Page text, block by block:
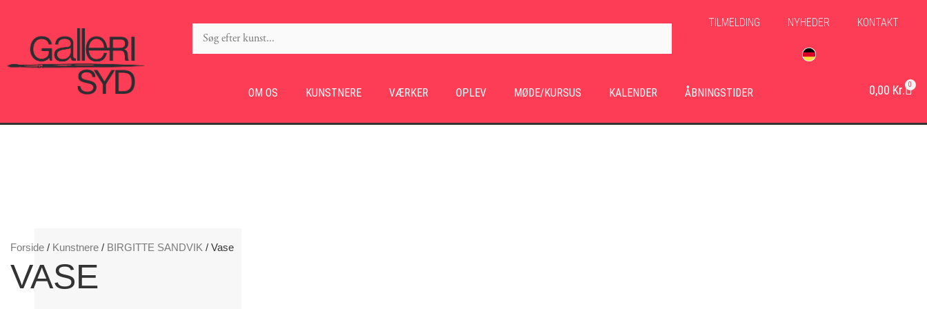
TILMELDING NYHEDER KONTAKT
OM OS KUNSTNERE VÆRKER OPLEV MØDE/KURSUS KALENDER ÅBNINGSTIDER 0,00 Kr. 0
Forside / Kunstnere / BIRGITTE SANDVIK / Vase
VASE